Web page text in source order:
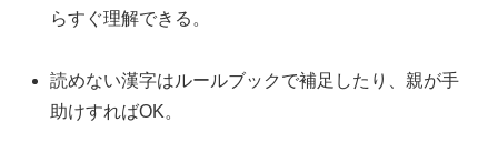
らすぐ理解できる。
読めない漢字はルールブックで補足したり、親が手
助けすればOK。